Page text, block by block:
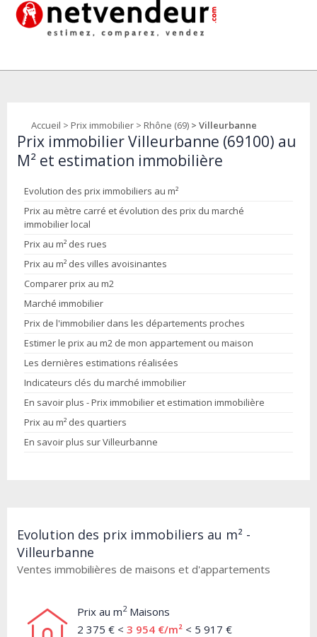
Accueil > Prix immobilier > Rhône (69) > Villeurbanne
Prix immobilier Villeurbanne (69100) au
M² et estimation immobilière
Evolution des prix immobiliers au m²
Prix au mètre carré et évolution des prix du marché
immobilier local
Prix au m² des rues
Prix au m² des villes avoisinantes
Comparer prix au m2
Marché immobilier
Prix de l'immobilier dans les départements proches
Estimer le prix au m2 de mon appartement ou maison
Les dernières estimations réalisées
Indicateurs clés du marché immobilier
En savoir plus - Prix immobilier et estimation immobilière
Prix au m² des quartiers
En savoir plus sur Villeurbanne
Evolution des prix immobiliers au m² -
Villeurbanne
Ventes immobilières de maisons et d'appartements
Prix au m2Maisons
2 375 € < 3 954 €/m² < 5 917 €